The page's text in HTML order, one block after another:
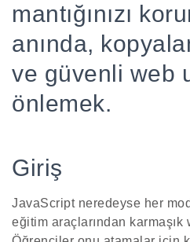
mantığınızı
anında,
ve güvenli web
önlemek.
Giriş
JavaScript neredeyse her
eğitim araçlarından karmaşık